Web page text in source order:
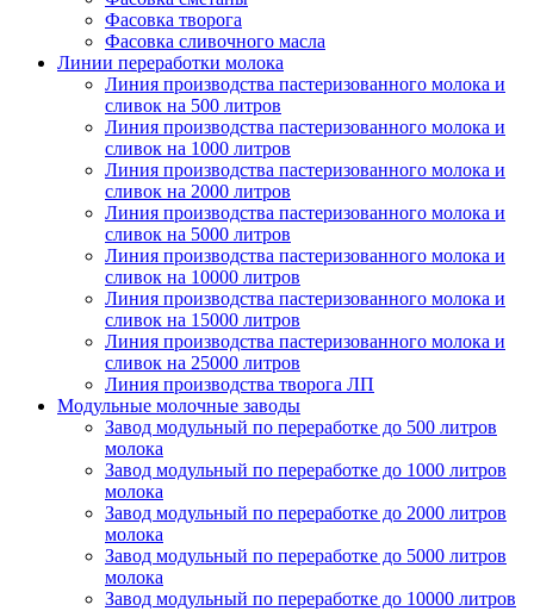
Фасовка творога
Фасовка сливочного масла
Линии переработки молока
Линия производства пастеризованного молока и
сливок на 500 литров
Линия производства пастеризованного молока и
сливок на 1000 литров
Линия производства пастеризованного молока и
сливок на 2000 литров
Линия производства пастеризованного молока и
сливок на 5000 литров
Линия производства пастеризованного молока и
сливок на 10000 литров
Линия производства пастеризованного молока и
сливок на 15000 литров
Линия производства пастеризованного молока и
сливок на 25000 литров
Линия производства творога ЛП
Модульные молочные заводы
Завод модульный по переработке до 500 литров
молока
Завод модульный по переработке до 1000 литров
молока
Завод модульный по переработке до 2000 литров
молока
Завод модульный по переработке до 5000 литров
молока
Завод модульный по переработке до 10000 литров